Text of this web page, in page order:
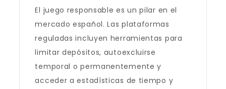
El juego responsable es un pilar en el
mercado español. Las plataformas
reguladas incluyen herramientas para
limitar depósitos, autoexcluirse
temporal o permanentemente y
acceder a estadísticas de tiempo y